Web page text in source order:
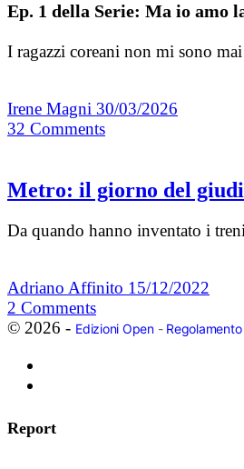
Ep. 1 della Serie: Ma io amo
I ragazzi coreani non mi sono
Irene Magni 30/03/2026
32 Comments
Metro: il giorno del
Da quando hanno inventato i
Adriano Affinito 15/12/2022
2 Comments
© 2026 - Edizioni Open- Regolamento
Report